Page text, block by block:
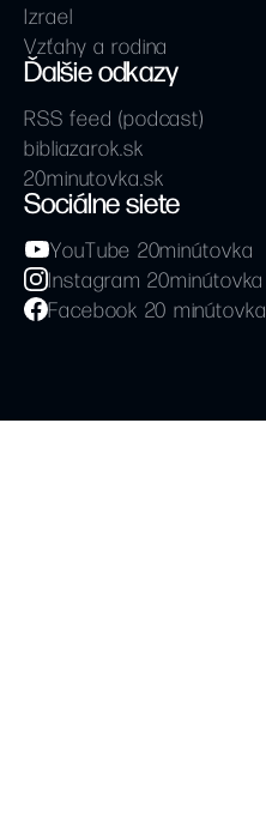
Izrael
Vzťahy a rodina
Ďalšie odkazy
RSS feed (podcast)
bibliazarok.sk
20minutovka.sk
Sociálne siete
YouTube 20minútovka
Instagram 20minútovka
Facebook 20 minútovka